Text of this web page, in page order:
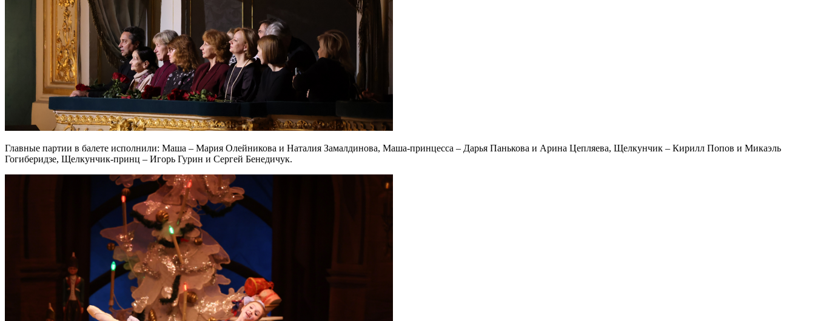
Главные партии в балете исполнили: Маша – Мария Олейникова и Наталия Замалдинова, Маша-принцесса – Дарья Панькова и Арина Цепляева, Щелкунчик – Кирилл Попов и Микаэль
Гогиберидзе, Щелкунчик-принц – Игорь Гурин и Сергей Бенедичук.